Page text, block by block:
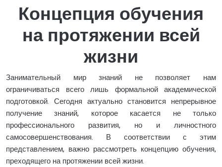
Концепция обучения
на протяжении всей
жизни
Занимательный мир знаний не позволяет нам
ограничиваться всего лишь формальной академической
подготовкой. Сегодня актуально становится непрерывное
получение знаний, которое касается не только
профессионального развития, но и личностного
самосовершенствования. В соответствии с этим
представлением, важно рассмотреть концепцию обучения,
преходящего на протяжении всей жизни.